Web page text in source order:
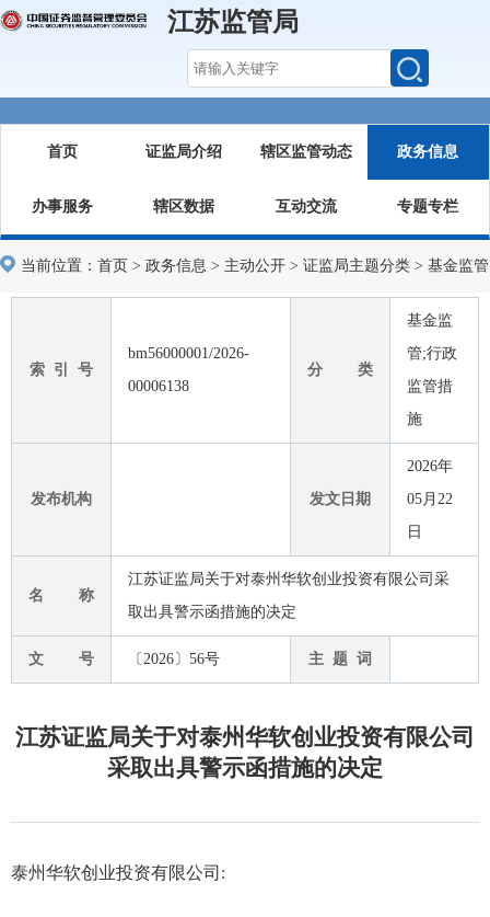
江苏监管局
首页 证监局介绍 辖区监管动态 政务信息
办事服务 辖区数据 互动交流 专题专栏
当前位置： 首页 > 政务信息 > 主动公开 > 证监局主题分类 > 基金监管
索 引 号
bm56000001/2026-
00006138
分 类
基金监
管;行政
监管措
施
发布机构 发文日期
2026年
05月22
日
名 称
江苏证监局关于对泰州华软创业投资有限公司采
取出具警示函措施的决定
文 号 〔2026〕56号 主 题 词
江苏证监局关于对泰州华软创业投资有限公司
采取出具警示函措施的决定
泰州华软创业投资有限公司: